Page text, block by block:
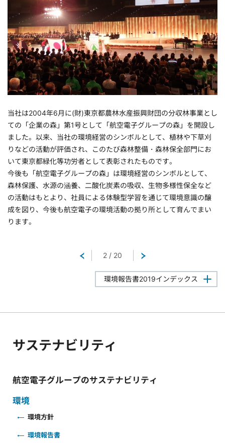
当社は2004年6月に(財)東京都農林水産振興財団の分収林事業とし
ての「企業の森」第1号として「航空電子グループの森」を開設し
ました。以来、当社の環境経営のシンボルとして、植林や下草刈
りなどの活動が評価され、このたび森林整備・森林保全部門にお
いて東京都緑化等功労者として表彰されたものです。
今後も「航空電子グループの森」は環境経営のシンボルとして、
森林保護、水源の涵養、二酸化炭素の吸収、生物多様性保全など
の活動はもとより、社員による体験型学習を通じて環境意識の醸
成を図り、今後も航空電子の環境活動の拠り所として育んでまい
ります。
戻る2 / 20
環境報告書2019インデックス
サステナビリティ
航空電子グループのサステナビリティ
環境
環境方針
環境報告書